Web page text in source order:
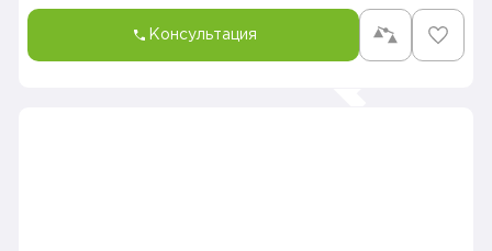
Консультация